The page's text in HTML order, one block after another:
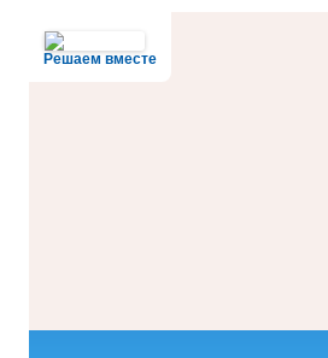
Решаем вместе